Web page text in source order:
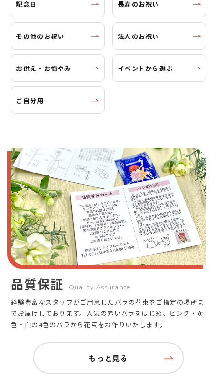
記念日 長寿のお祝い
その他のお祝い 法人のお祝い
お供え・お悔やみ イベントから選ぶ
ご自分用
品質保証 Quality Assurance
経験豊富なスタッフがご用意したバラの花束をご指定の場所ま
でお届けしております。人気の赤いバラをはじめ、ピンク・黄
色・白の4色のバラから花束をお作りいたします。
もっと見る